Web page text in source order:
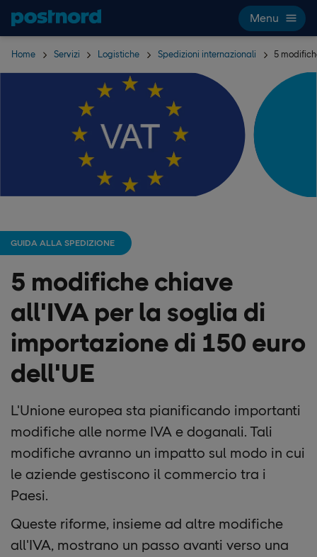
Hoppa över navigering och sök
Menu
Home Servizi Logistiche Spedizioni internazionali 5
GUIDA ALLA SPEDIZIONE
5 modifiche chiave
all'IVA per la soglia di
importazione di 150 euro
dell'UE
L'Unione europea sta pianificando importanti
modifiche alle norme IVA e doganali. Tali
modifiche avranno un impatto sul modo in cui
le aziende gestiscono il commercio tra i
Paesi.
Queste riforme, insieme ad altre modifiche
all'IVA, mostrano un passo avanti verso una